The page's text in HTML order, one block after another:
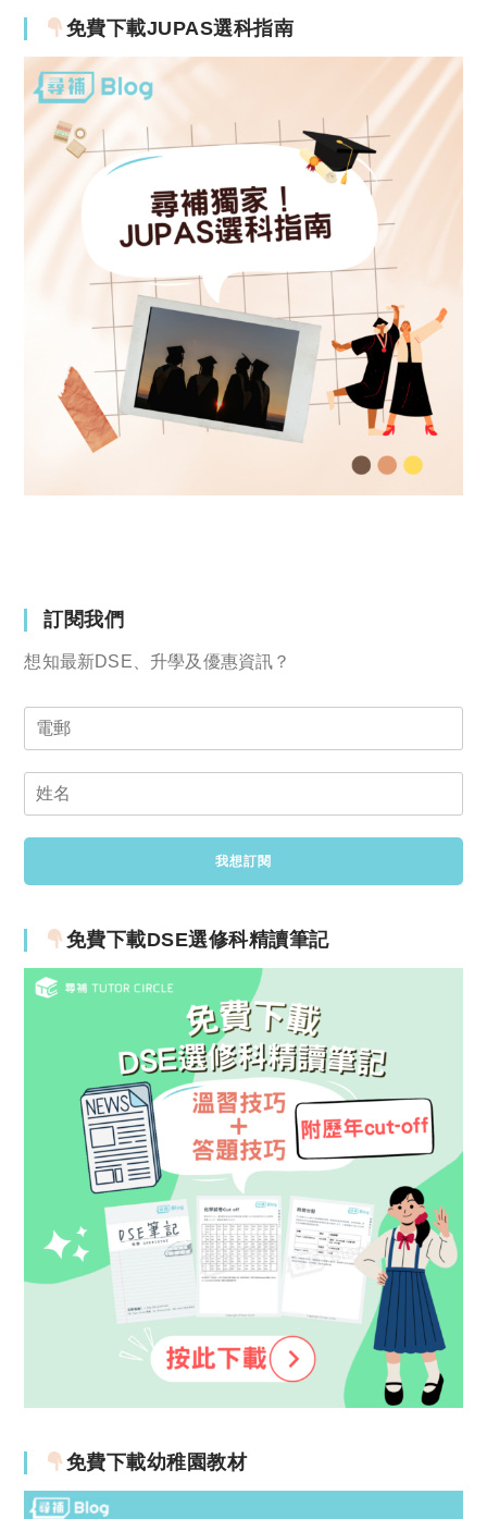
免費下載JUPAS選科指南
訂閱我們
想知最新DSE、升學及優惠資訊？
免費下載DSE選修科精讀筆記
免費下載幼稚園教材